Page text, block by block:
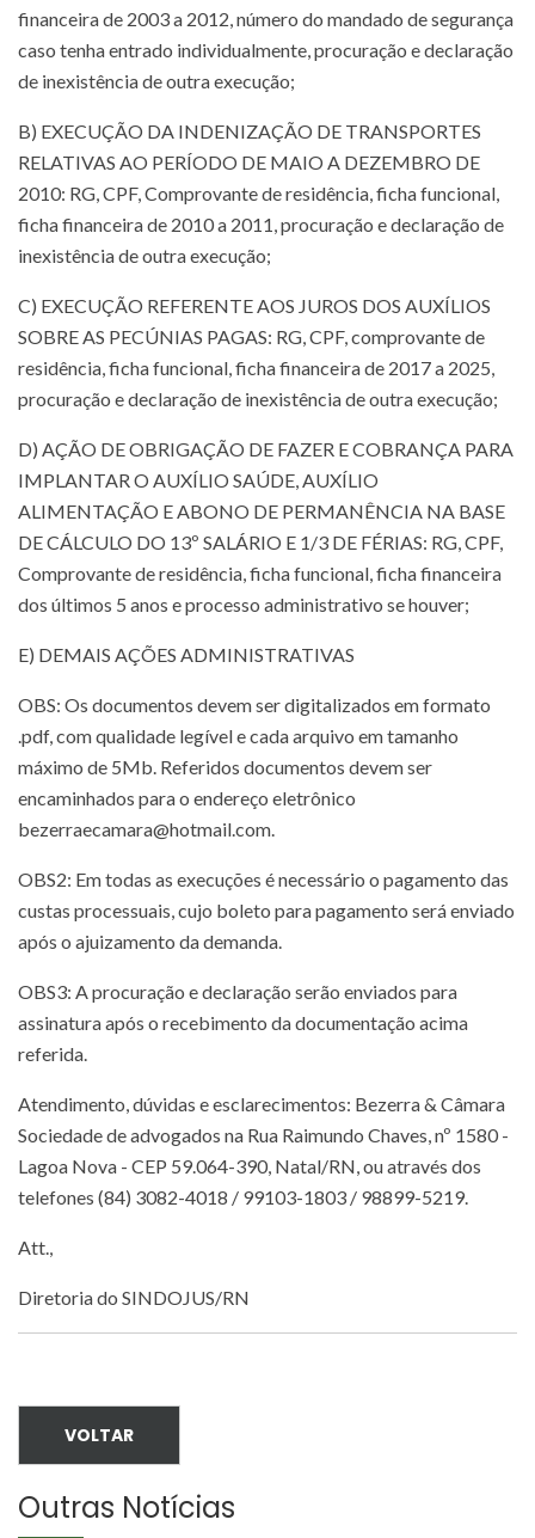
financeira de 2003 a 2012, número do mandado de segurança
caso tenha entrado individualmente, procuração e declaração
de inexistência de outra execução;
B) EXECUÇÃO DA INDENIZAÇÃO DE TRANSPORTES
RELATIVAS AO PERÍODO DE MAIO A DEZEMBRO DE
2010: RG, CPF, Comprovante de residência, ficha funcional,
ficha financeira de 2010 a 2011, procuração e declaração de
inexistência de outra execução;
C) EXECUÇÃO REFERENTE AOS JUROS DOS AUXÍLIOS
SOBRE AS PECÚNIAS PAGAS: RG, CPF, comprovante de
residência, ficha funcional, ficha financeira de 2017 a 2025,
procuração e declaração de inexistência de outra execução;
D) AÇÃO DE OBRIGAÇÃO DE FAZER E COBRANÇA PARA
IMPLANTAR O AUXÍLIO SAÚDE, AUXÍLIO
ALIMENTAÇÃO E ABONO DE PERMANÊNCIA NA BASE
DE CÁLCULO DO 13º SALÁRIO E 1/3 DE FÉRIAS: RG, CPF,
Comprovante de residência, ficha funcional, ficha financeira
dos últimos 5 anos e processo administrativo se houver;
E) DEMAIS AÇÕES ADMINISTRATIVAS
OBS: Os documentos devem ser digitalizados em formato
.pdf, com qualidade legível e cada arquivo em tamanho
máximo de 5Mb. Referidos documentos devem ser
encaminhados para o endereço eletrônico
bezerraecamara@hotmail.com.
OBS2: Em todas as execuções é necessário o pagamento das
custas processuais, cujo boleto para pagamento será enviado
após o ajuizamento da demanda.
OBS3: A procuração e declaração serão enviados para
assinatura após o recebimento da documentação acima
referida.
Atendimento, dúvidas e esclarecimentos: Bezerra & Câmara
Sociedade de advogados na Rua Raimundo Chaves, nº 1580 -
Lagoa Nova - CEP 59.064-390, Natal/RN, ou através dos
telefones (84) 3082-4018 / 99103-1803 / 98899-5219.
Att.,
Diretoria do SINDOJUS/RN
VOLTAR
Outras Notícias